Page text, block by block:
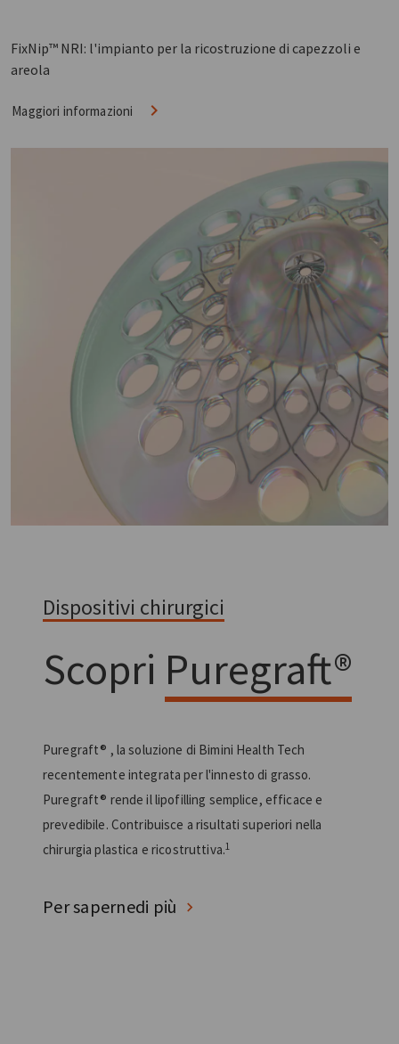
FixNip™ NRI: l'impianto per la ricostruzione di capezzoli e
areola
Maggiori informazioni
Dispositivi chirurgici
Scopri Puregraft®
Puregraft® , la soluzione di Bimini Health Tech
recentemente integrata per l'innesto di grasso.
Puregraft® rende il lipofilling semplice, efficace e
prevedibile. Contribuisce a risultati superiori nella
chirurgia plastica e ricostruttiva.1
Per sapernedi più